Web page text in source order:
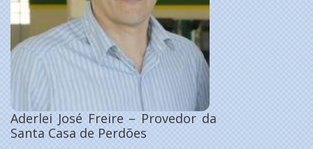
Aderlei José Freire – Provedor da
Santa Casa de Perdões